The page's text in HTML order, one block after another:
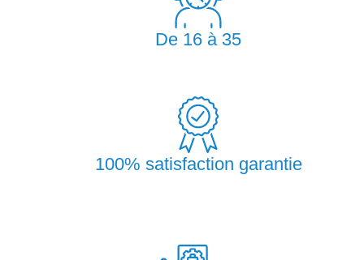
De 16 à 35
100% satisfaction garantie